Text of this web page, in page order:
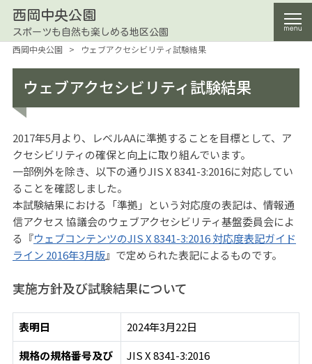
西岡中央公園
スポーツも自然も楽しめる地区公園
西岡中央公園 > ウェブアクセシビリティ試験結果
ウェブアクセシビリティ試験結果
2017年5月より、レベルAAに準拠することを目標として、ア
クセシビリティの確保と向上に取り組んでいます。
一部例外を除き、以下の通りJIS X 8341-3:2016に対応してい
ることを確認しました。
本試験結果における「準拠」という対応度の表記は、情報通
信アクセス 協議会のウェブアクセシビリティ基盤委員会によ
る『ウェブコンテンツのJIS X 8341-3:2016 対応度表記ガイド
ライン 2016年3月版』で定められた表記によるものです。
実施方針及び試験結果について
表明日
2024年3月22日
規格の規格番号及び
JIS X 8341-3:2016